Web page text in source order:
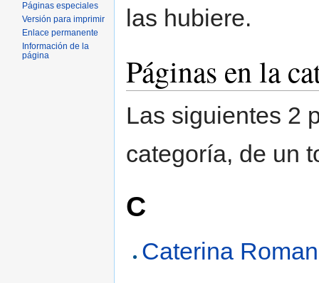
las hubiere.
Páginas en la
Las siguientes 2
categoría, de un
C
Caterina
Páginas especiales
Versión para imprimir
Enlace permanente
Información de la
página